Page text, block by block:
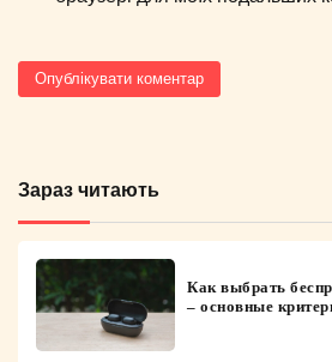
Зараз читають
Как выбрать
– основные